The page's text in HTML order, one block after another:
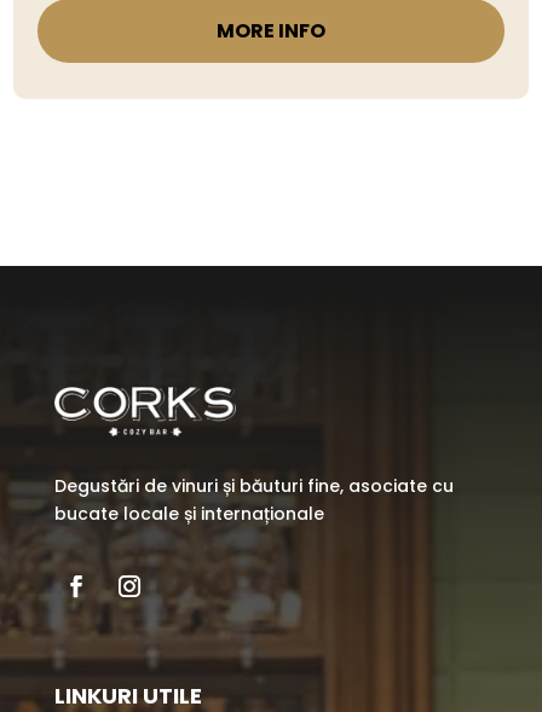
MORE INFO
Degustări de vinuri și băuturi fine, asociate cu
bucate locale și internaționale
LINKURI UTILE